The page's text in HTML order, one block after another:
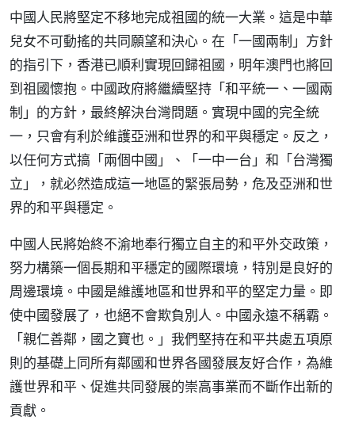
中國人民將堅定不移地完成祖國的統一大業。這是中華
兒女不可動搖的共同願望和決心。在「一國兩制」方針
的指引下，香港已順利實現回歸祖國，明年澳門也將回
到祖國懷抱。中國政府將繼續堅持「和平統一、一國兩
制」的方針，最終解決台灣問題。實現中國的完全統
一，只會有利於維護亞洲和世界的和平與穩定。反之，
以任何方式搞「兩個中國」、「一中一台」和「台灣獨
立」，就必然造成這一地區的緊張局勢，危及亞洲和世
界的和平與穩定。
中國人民將始終不渝地奉行獨立自主的和平外交政策，
努力構築一個長期和平穩定的國際環境，特別是良好的
周邊環境。中國是維護地區和世界和平的堅定力量。即
使中國發展了，也絕不會欺負別人。中國永遠不稱霸。
「親仁善鄰，國之寶也。」我們堅持在和平共處五項原
則的基礎上同所有鄰國和世界各國發展友好合作，為維
護世界和平、促進共同發展的崇高事業而不斷作出新的
貢獻。